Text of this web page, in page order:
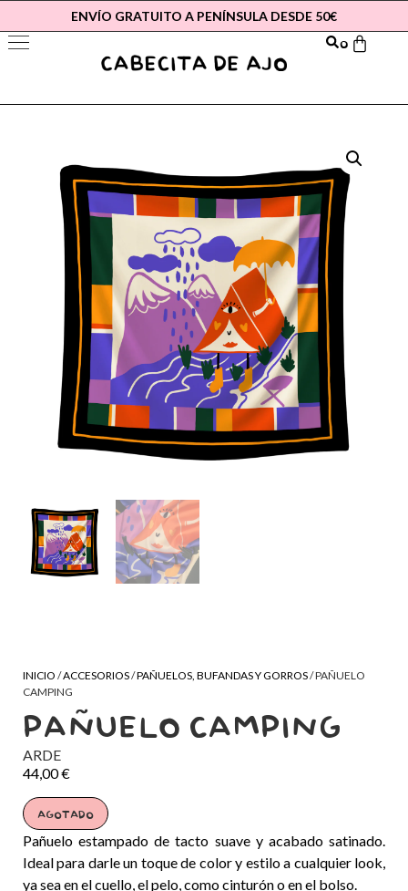
ENVÍO GRATUITO A PENÍNSULA DESDE 50€
0
INICIO /ACCESORIOS/PAÑUELOS, BUFANDAS Y GORROS/ PAÑUELO
CAMPING
PAÑUELO CAMPING
ARDE
44,00€
AGOTADO
Pañuelo estampado de tacto suave y acabado satinado.
Ideal para darle un toque de color y estilo a cualquier look,
ya sea en el cuello, el pelo, como cinturón o en el bolso.